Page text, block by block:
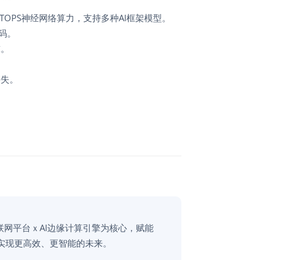
神经网络算力，支持多种AI框架模型。
。
平台ｘAI边缘计算引擎为核心，赋能
更高效、更智能的未来。